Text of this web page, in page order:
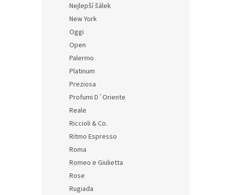
Nejlepší šálek
New York
Oggi
Open
Palermo
Platinum
Preziosa
Profumi D´Oriente
Reale
Riccioli & Co.
Ritmo Espresso
Roma
Romeo e Giulietta
Rose
Rugiada